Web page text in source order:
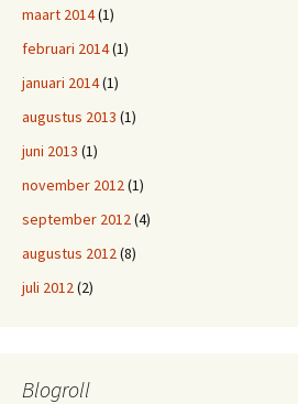
maart 2014(1)
februari 2014(1)
januari 2014(1)
augustus 2013 (1)
juni 2013 (1)
november 2012(1)
september 2012(4)
augustus 2012(8)
juli 2012(2)
Blogroll